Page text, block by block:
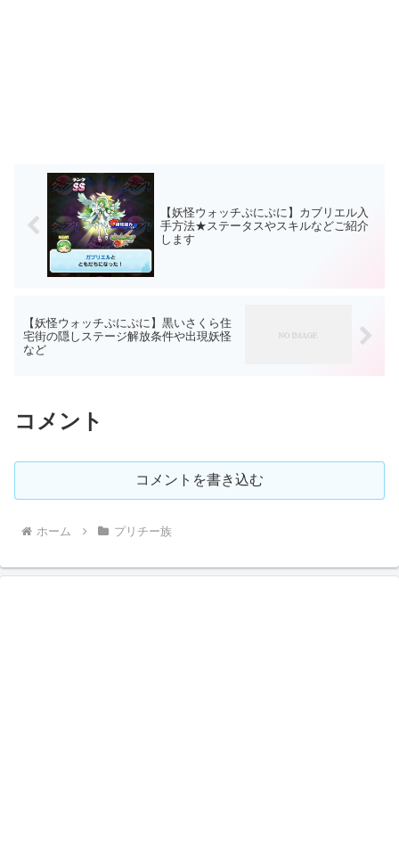
【妖怪ウォッチぷにぷに】カブリエル入
手方法★ステータスやスキルなどご紹介
します
【妖怪ウォッチぷにぷに】黒いさくら住
宅街の隠しステージ解放条件や出現妖怪
など
コメント
コメントを書き込む
ホーム プリチー族